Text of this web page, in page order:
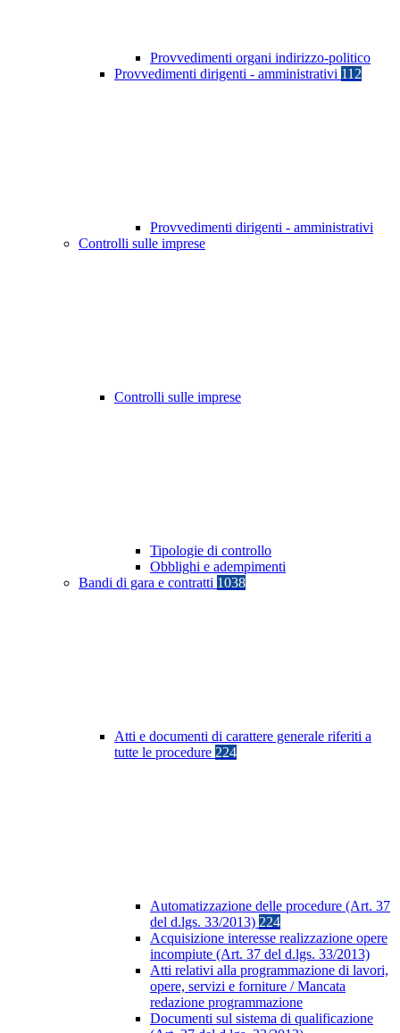
Provvedimenti organi indirizzo-politico
Provvedimenti dirigenti - amministrativi 112
Provvedimenti dirigenti - amministrativi
Controlli sulle imprese
Controlli sulle imprese
Tipologie di controllo
Obblighi e adempimenti
Bandi di gara e contratti 1038
Atti e documenti di carattere generale riferiti a
tutte le procedure 224
Automatizzazione delle procedure (Art. 37
del d.lgs. 33/2013) 224
Acquisizione interesse realizzazione opere
incompiute (Art. 37 del d.lgs. 33/2013)
Atti relativi alla programmazione di lavori,
opere, servizi e forniture / Mancata
redazione programmazione
Documenti sul sistema di qualificazione